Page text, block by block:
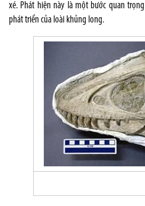
xé. Phát hiện này là một bước quan
phát triển của loài khủng long.